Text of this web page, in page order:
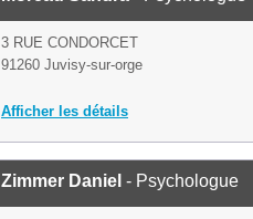
3 RUE CONDORCET
91260 Juvisy-sur-orge
Afficher les détails
Zimmer Daniel - Psychologue